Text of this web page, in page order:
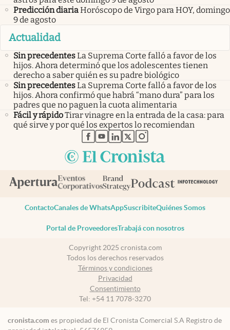
Predicción diariaHoróscopo de Virgo para HOY, domingo
9 de agosto
Actualidad
Sin precedentesLa Suprema Corte falló a favor de los
hijos. Ahora determinó que los adolescentes tienen
derecho a saber quién es su padre biológico
Sin precedentesLa Suprema Corte falló a favor de los
hijos. Ahora confirmó que habrá “mano dura” para los
padres que no paguen la cuota alimentaria
Fácil y rápidoTirar vinagre en la entrada de la casa: para
qué sirve y por qué los expertos lo recomiendan
abre en nueva pestaña
abre en nueva pestaña
abre en nueva pestaña
abre en nueva pestaña
abre en nueva pestaña
ContactoCanales de WhatsAppSuscribiteQuiénes Somos
Portal de ProveedoresTrabajá con nosotros
Copyright 2025 cronista.com
Todos los derechos reservados
Términos y condiciones
Privacidad
Consentimiento
Tel: +54 11 7078-3270
cronista.com es propiedad de El Cronista Comercial S.A Registro de